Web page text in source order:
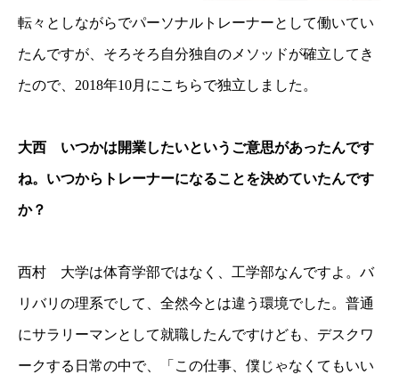
転々としながらでパーソナルトレーナーとして働いてい
たんですが、そろそろ自分独自のメソッドが確立してき
たので、2018年10月にこちらで独立しました。
大西 いつかは開業したいというご意思があったんです
ね。いつからトレーナーになることを決めていたんです
か？
西村 大学は体育学部ではなく、工学部なんですよ。バ
リバリの理系でして、全然今とは違う環境でした。普通
にサラリーマンとして就職したんですけども、デスクワ
ークする日常の中で、「この仕事、僕じゃなくてもいい